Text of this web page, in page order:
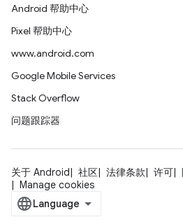
Android 帮助中心
Pixel 帮助中心
www.android.com
Google Mobile Services
Stack Overflow
问题跟踪器
关于 Android 社区 法律条款 许可
Manage cookies